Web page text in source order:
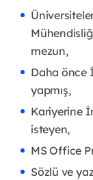
mezun,
Daha önce
yapmış,
Kariyerine
isteyen,
MS Office
Sözlü ve